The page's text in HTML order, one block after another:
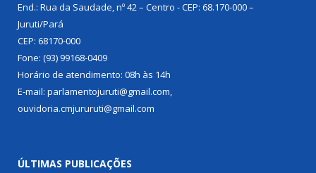
End.: Rua da Saudade, nº 42 – Centro - CEP: 68.170-000 –
Juruti/Pará
CEP: 68170-000
Fone: (93) 99168-0409
Horário de atendimento: 08h às 14h
E-mail: parlamentojuruti@gmail.com,
ouvidoria.cmjururuti@gmail.com
ÚLTIMAS PUBLICAÇÕES